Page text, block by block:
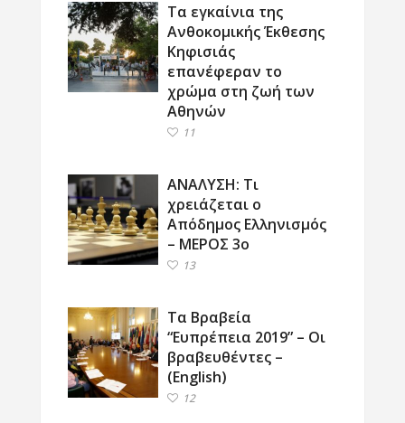
Τα εγκαίνια της
Ανθοκομικής Έκθεσης
Κηφισιάς
επανέφεραν το
χρώμα στη ζωή των
Αθηνών
11
ΑΝΑΛΥΣΗ: Τι
χρειάζεται ο
Απόδημος Ελληνισμός
– ΜΕΡΟΣ 3ο
13
Τα Βραβεία
“Ευπρέπεια 2019” – Οι
βραβευθέντες –
(English)
12